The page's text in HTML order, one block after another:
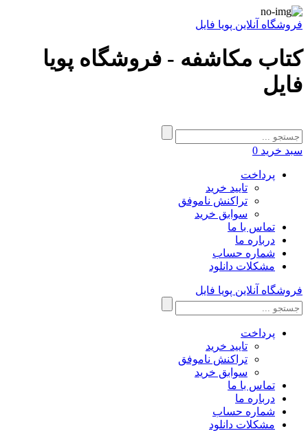
فروشگاه آنلاین پویا فایل
کتاب مکاشفه - فروشگاه پویا
فایل
سبد خرید 0
پرداخت
تایید خرید
تراکنش ناموفق
سوابق خرید
تماس با ما
درباره ما
شماره حساب
مشکلات دانلود
فروشگاه آنلاین پویا فایل
پرداخت
تایید خرید
تراکنش ناموفق
سوابق خرید
تماس با ما
درباره ما
شماره حساب
مشکلات دانلود